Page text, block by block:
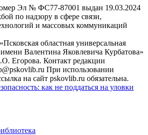
Эл № ФС77-87001 выдан 19.03.2024
по надзору в сфере связи,
и массовых коммуникаций
областная универсальная
Валентина Яковлевича Курбатова»
Егорова. Контакт редакции
При использовании
на сайт pskovlib.ru обязательна.
как не поддаться на уловки